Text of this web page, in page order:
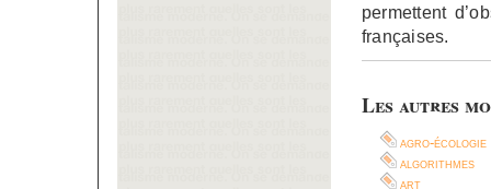
permettent
françaises.
Les autres
agro-écologie
algorithmes
art